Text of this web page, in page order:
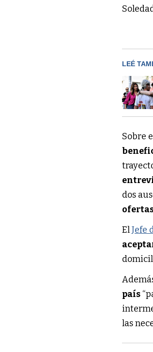
LEÉ
Sobre
dos
ElJefe
país
las